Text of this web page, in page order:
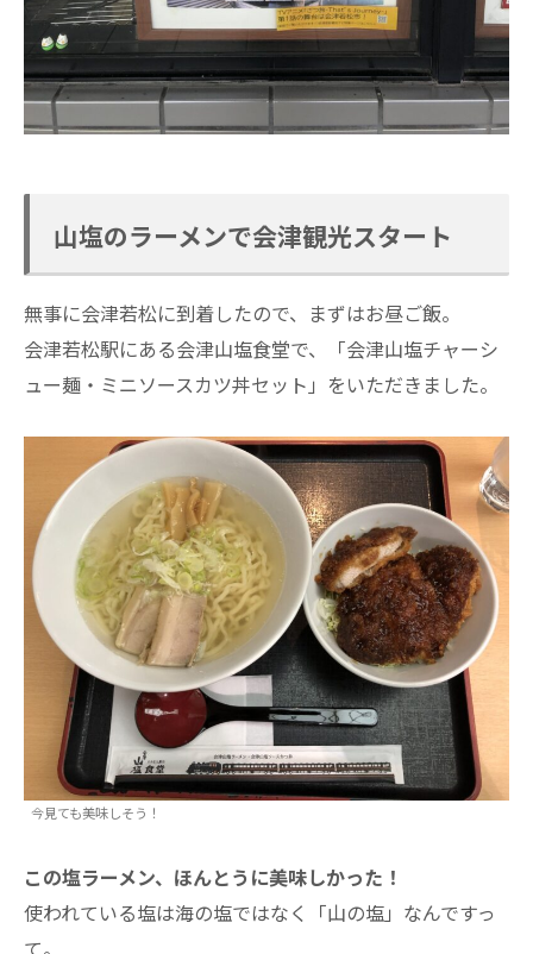
山塩のラーメンで会津観光スタート
無事に会津若松に到着したので、まずはお昼ご飯。
会津若松駅にある会津山塩食堂で、「会津山塩チャーシ
ュー麺・ミニソースカツ丼セット」をいただきました。
今見ても美味しそう！
この塩ラーメン、ほんとうに美味しかった！
使われている塩は海の塩ではなく「山の塩」なんですっ
て。